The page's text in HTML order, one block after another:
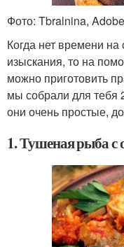
Фото: Tbralnina,
Когда нет времени
изыскания, то на
можно приготовить
мы собрали для тебя
они очень простые,
1. Тушеная рыба с